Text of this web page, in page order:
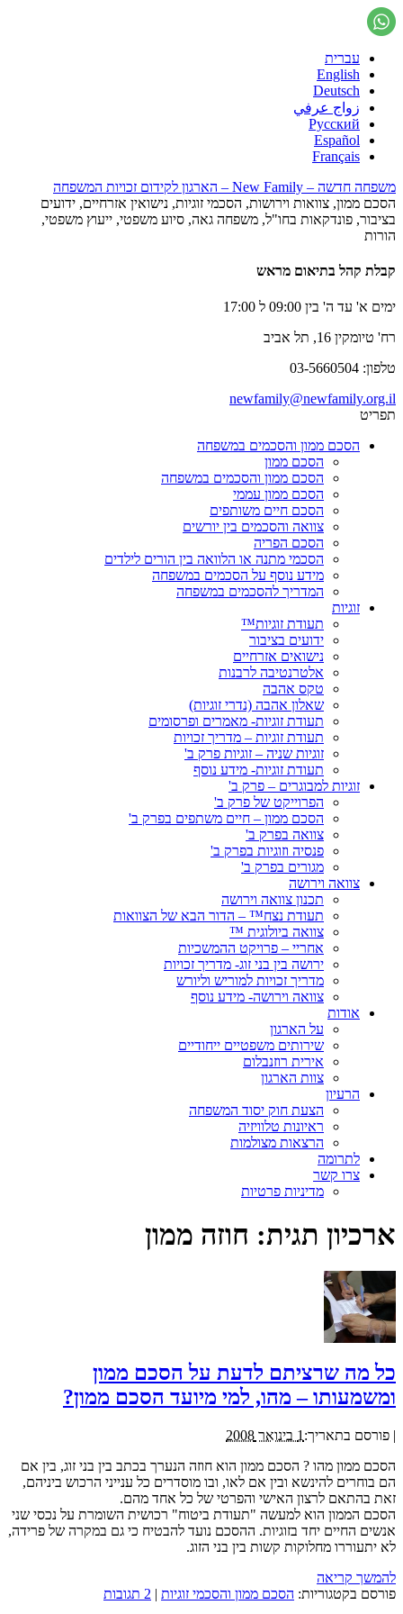
עברית
English
Deutsch
زواج عرفي
Русский
Español
Français
משפחה חדשה – New Family – הארגון לקידום זכויות המשפחה
הסכם ממון, צוואות וירושות, הסכמי זוגיות, נישואין אזרחיים, ידועים
בציבור, פונדקאות בחו"ל, משפחה גאה, סיוע משפטי, ייעוץ משפטי,
הורות
קבלת קהל בתיאום מראש
ימים א' עד ה' בין 09:00 ל 17:00
רח' טיומקין 16, תל אביב
טלפון: 03-5660504
newfamily@newfamily.org.il
תפריט
הסכם ממון והסכמים במשפחה
הסכם ממון
הסכם ממון והסכמים במשפחה
הסכם ממון עממי
הסכם חיים משותפים
צוואה והסכמים בין יורשים
הסכם הפריה
הסכמי מתנה או הלוואה בין הורים לילדים
מידע נוסף על הסכמים במשפחה
המדריך להסכמים במשפחה
זוגיות
תעודת זוגיות™
ידועים בציבור
נישואים אזרחיים
אלטרנטיבה לרבנות
טקס אהבה
שאלון אהבה (נדרי זוגיות)
תעודת זוגיות- מאמרים ופרסומים
תעודת זוגיות – מדריך זכויות
זוגיות שניה – זוגיות פרק ב'
תעודת זוגיות- מידע נוסף
זוגיות למבוגרים – פרק ב'
הפרוייקט של פרק ב'
הסכם ממון – חיים משתפים בפרק ב'
צוואה בפרק ב'
פנסיה וזוגיות בפרק ב'
מגורים בפרק ב'
צוואה וירושה
תכנון צוואה וירושה
תעודת נצח™ – הדור הבא של הצוואות
צוואה ביולוגית ™
אחריי – פרויקט ההמשכיות
ירושה בין בני זוג- מדריך זכויות
מדריך זכויות למוריש וליורש
צוואה וירושה- מידע נוסף
אודות
על הארגון
שירותים משפטיים ייחודיים
אירית רוזנבלום
צוות הארגון
הרעיון
הצעת חוק יסוד המשפחה
ראיונות טלוויזיה
הרצאות מצולמות
לתרומה
צרו קשר
מדיניות פרטיות
ארכיון תגית: חוזה ממון
כל מה שרציתם לדעת על הסכם ממון
ומשמעותו – מהו, למי מיועד הסכם ממון?
| פורסם בתאריך: 1 בינואר 2008
הסכם ממון מהו ? הסכם ממון הוא חוזה הנערך בכתב בין בני זוג, בין אם
הם בוחרים להינשא ובין אם לאו, ובו מוסדרים כל ענייני הרכוש ביניהם,
זאת בהתאם לרצון האישי והפרטי של כל אחד מהם.
הסכם הממון הוא למעשה "תעודת ביטוח" רכושית השומרת על נכסי שני
אנשים החיים יחד בזוגיות. ההסכם נועד להבטיח כי גם במקרה של פרידה,
לא יתעוררו מחלוקות קשות בין בני הזוג.
להמשך קריאה
פורסם בקטגוריות: הסכם ממון והסכמי זוגיות | 2 תגובות